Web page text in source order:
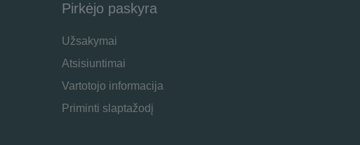
Pirkėjo paskyra
Užsakymai
Atsisiuntimai
Vartotojo informacija
Priminti slaptažodį